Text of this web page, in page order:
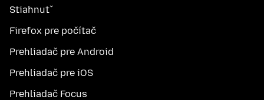
Stiahnuť
Firefox pre počítač
Prehliadač pre Android
Prehliadač pre iOS
Prehliadač Focus